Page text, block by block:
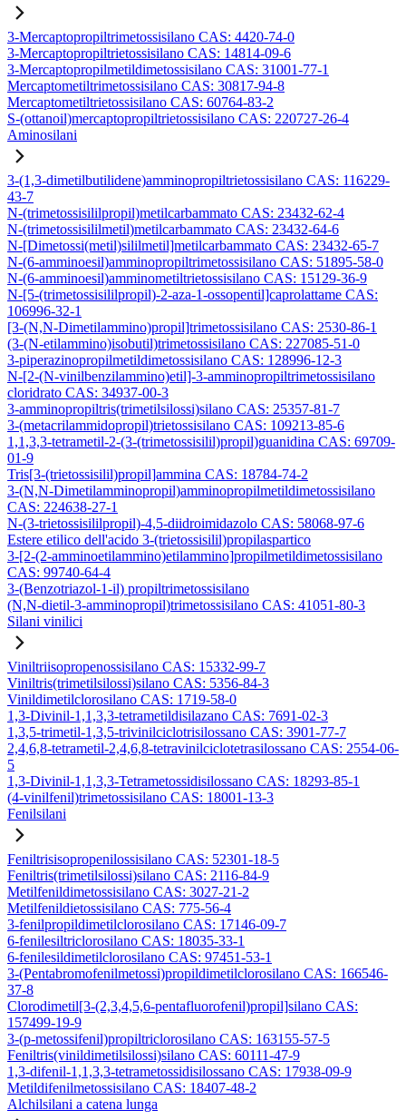
3-Mercaptopropiltrimetossisilano CAS: 4420-74-0
3-Mercaptopropiltrietossisilano CAS: 14814-09-6
3-Mercaptopropilmetildimetossisilano CAS: 31001-77-1
Mercaptometiltrimetossisilano CAS: 30817-94-8
Mercaptometiltrietossisilano CAS: 60764-83-2
S-(ottanoil)mercaptopropiltrietossisilano CAS: 220727-26-4
Aminosilani
3-(1,3-dimetilbutilidene)amminopropiltrietossisilano CAS: 116229-
43-7
N-(trimetossisililpropil)metilcarbammato CAS: 23432-62-4
N-(trimetossisililmetil)metilcarbammato CAS: 23432-64-6
N-[Dimetossi(metil)sililmetil]metilcarbammato CAS: 23432-65-7
N-(6-amminoesil)amminopropiltrimetossisilano CAS: 51895-58-0
N-(6-amminoesil)amminometiltrietossisilano CAS: 15129-36-9
N-[5-(trimetossisililpropil)-2-aza-1-ossopentil]caprolattame CAS:
106996-32-1
[3-(N,N-Dimetilammino)propil]trimetossisilano CAS: 2530-86-1
(3-(N-etilammino)isobutil)trimetossisilano CAS: 227085-51-0
3-piperazinopropilmetildimetossisilano CAS: 128996-12-3
N-[2-(N-vinilbenzilammino)etil]-3-amminopropiltrimetossisilano
cloridrato CAS: 34937-00-3
3-amminopropiltris(trimetilsilossi)silano CAS: 25357-81-7
3-(metacrilammidopropil)trietossisilano CAS: 109213-85-6
1,1,3,3-tetrametil-2-(3-(trimetossisilil)propil)guanidina CAS: 69709-
01-9
Tris[3-(trietossisilil)propil]ammina CAS: 18784-74-2
3-(N,N-Dimetilamminopropil)amminopropilmetildimetossisilano
CAS: 224638-27-1
N-(3-trietossisililpropil)-4,5-diidroimidazolo CAS: 58068-97-6
Estere etilico dell'acido 3-(trietossisilil)propilaspartico
3-[2-(2-amminoetilammino)etilammino]propilmetildimetossisilano
CAS: 99740-64-4
3-(Benzotriazol-1-il) propiltrimetossisilano
(N,N-dietil-3-amminopropil)trimetossisilano CAS: 41051-80-3
Silani vinilici
Viniltriisopropenossisilano CAS: 15332-99-7
Viniltris(trimetilsilossi)silano CAS: 5356-84-3
Vinildimetilclorosilano CAS: 1719-58-0
1,3-Divinil-1,1,3,3-tetrametildisilazano CAS: 7691-02-3
1,3,5-trimetil-1,3,5-trivinilciclotrisilossano CAS: 3901-77-7
2,4,6,8-tetrametil-2,4,6,8-tetravinilciclotetrasilossano CAS: 2554-06-
5
1,3-Divinil-1,1,3,3-Tetrametossidisilossano CAS: 18293-85-1
(4-vinilfenil)trimetossisilano CAS: 18001-13-3
Fenilsilani
Feniltrisisopropenilossisilano CAS: 52301-18-5
Feniltris(trimetilsilossi)silano CAS: 2116-84-9
Metilfenildimetossisilano CAS: 3027-21-2
Metilfenildietossisilano CAS: 775-56-4
3-fenilpropildimetilclorosilano CAS: 17146-09-7
6-fenilesiltriclorosilano CAS: 18035-33-1
6-fenilesildimetilclorosilano CAS: 97451-53-1
3-(Pentabromofenilmetossi)propildimetilclorosilano CAS: 166546-
37-8
Clorodimetil[3-(2,3,4,5,6-pentafluorofenil)propil]silano CAS:
157499-19-9
3-(p-metossifenil)propiltriclorosilano CAS: 163155-57-5
Feniltris(vinildimetilsilossi)silano CAS: 60111-47-9
1,3-difenil-1,1,3,3-tetrametossidisilossano CAS: 17938-09-9
Metildifenilmetossisilano CAS: 18407-48-2
Alchilsilani a catena lunga